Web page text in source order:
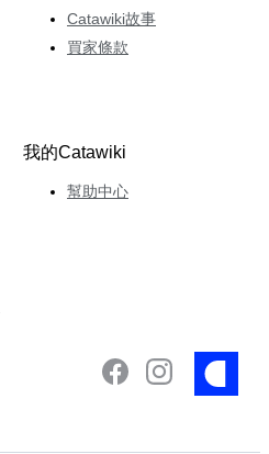
Catawiki故事
買家條款
我的Catawiki
幫助中心